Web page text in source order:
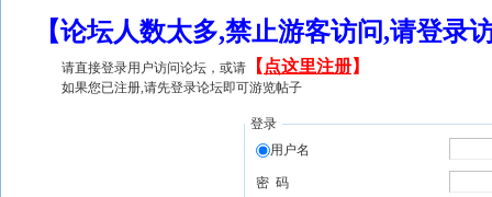
【论坛人数太多,禁止游客访问,请登
请直接登录用户访问论坛，或请 【 点这里注册】
如果您已注册,请先登录论坛即可游览帖子
登录
用户名
密 码